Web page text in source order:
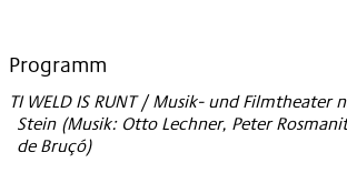
Programm
TI WELD IS RUNT / Musik- und Filmtheater
Stein (Musik: Otto Lechner, Peter
de Bruçó)